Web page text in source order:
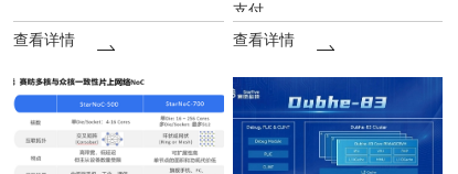
查看详情
支付
查看详情